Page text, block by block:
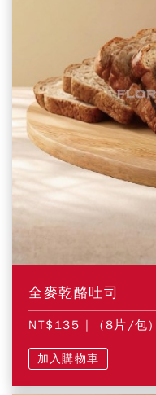
全麥乾酪吐司
NT$135 | (8片/包)
加入購物車